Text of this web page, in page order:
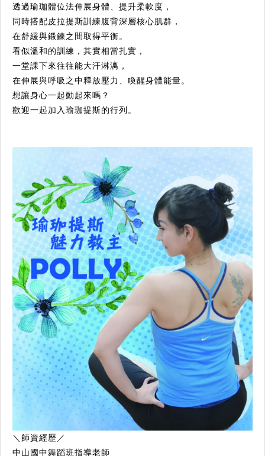
透過瑜珈體位法伸展身體、提升柔軟度，
同時搭配皮拉提斯訓練腹背深層核心肌群，
在舒緩與鍛鍊之間取得平衡。
看似溫和的訓練，其實相當扎實，
一堂課下來往往能大汗淋漓，
在伸展與呼吸之中釋放壓力、喚醒身體能量。
想讓身心一起動起來嗎？
歡迎一起加入瑜珈提斯的行列。
＼師資經歷／
中山國中舞蹈班指導老師